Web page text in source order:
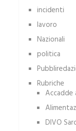
incidenti
lavoro
Nazionali
politica
Rubriche
Accadde
DIVO